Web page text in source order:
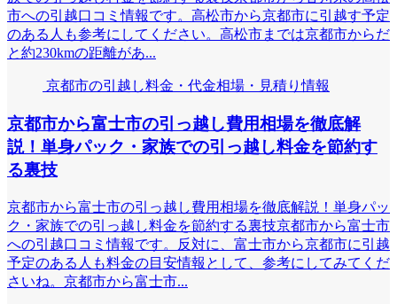
市への引越口コミ情報です。高松市から京都市に引越す予定
のある人も参考にしてください。高松市までは京都市からだ
と約230kmの距離があ...
京都市の引越し料金・代金相場・見積り情報
京都市から富士市の引っ越し費用相場を徹底解
説！単身パック・家族での引っ越し料金を節約す
る裏技
京都市から富士市の引っ越し費用相場を徹底解説！単身パッ
ク・家族での引っ越し料金を節約する裏技京都市から富士市
への引越口コミ情報です。反対に、富士市から京都市に引越
予定のある人も料金の目安情報として、参考にしてみてくだ
さいね。京都市から富士市...